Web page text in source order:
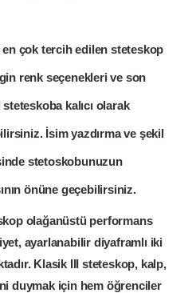
çok tercih edilen steteskop
renk seçenekleri ve son
kalıcı olarak
İsim yazdırma ve şekil
stetoskobunuzun
önüne geçebilirsiniz.
olağanüstü performans
ayarlanabilir diyaframlı iki
Klasik III steteskop, kalp,
duymak için hem öğrenciler